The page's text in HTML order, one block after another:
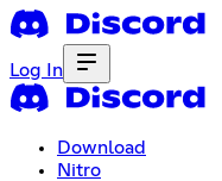
Log In
Download
Nitro